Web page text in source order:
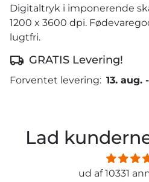
Digitaltryk i imponerende
1200 x 3600 dpi.
lugtfri.
GRATIS Levering!
Forventet levering: 13. aug. -
Lad
ud af 10331